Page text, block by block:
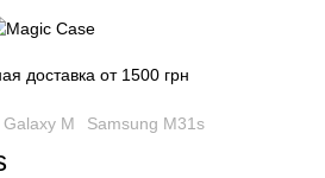
доставка от 1500 грн
Galaxy M Samsung M31s